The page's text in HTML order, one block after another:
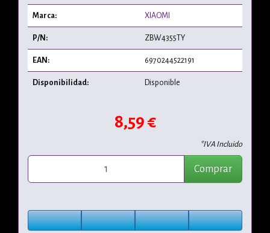
Marca: XIAOMI
P/N: ZBW4355TY
EAN: 6970244522191
Disponibilidad: Disponible
8,59 €
*IVA Incluido
Comprar